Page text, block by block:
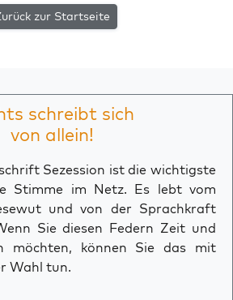
zur Startseite
schreibt sich
von allein!
Sezession ist die wichtigste
Stimme im Netz. Es lebt vom
und von der Sprachkraft
Sie diesen Federn Zeit und
möchten, können Sie das mit
Wahl tun.